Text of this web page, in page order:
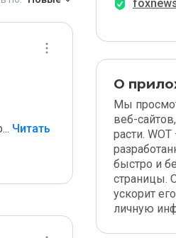
... Читать
О
Мы
веб-
расти.
быстро и
страницы.
ускорит
личную